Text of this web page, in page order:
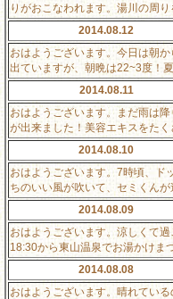
りがおこなわれます。湯川の周
2014.08.12
おはようございます。今日は朝
出ていますが、朝晩は22~3度！
2014.08.11
おはようございます。まだ雨は
が出来ました！美容エキスをた
2014.08.10
おはようございます。7時頃、ド
ちのいい風が吹いて、セミくん
2014.08.09
おはようございます。涼しくて
18:30から東山温泉でお湯かけま
2014.08.08
おはようございます。晴れてい